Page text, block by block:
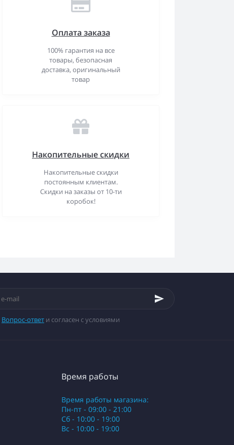
Оплата заказа
100% гарантия на все
товары, безопасная
доставка, оригинальный
товар
Накопительные скидки
Накопительные скидки
постоянным клиентам.
Скидки на заказы от 10-ти
коробок!
Вопрос-ответ и согласен с условиями
Время работы
Время работы магазина:
Пн-пт - 09:00 - 21:00
Сб - 10:00 - 19:00
Вс - 10:00 - 19:00